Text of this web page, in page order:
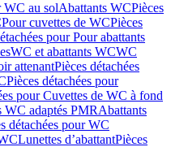
WC au solAbattants WCPièces
Pour cuvettes de WCPièces
pour Pour abattants
WC et abattants WCWC
attenantPièces détachées
Pièces détachées pour
pour Cuvettes de WC à fond
WC adaptés PMRAbattants
détachées pour WC
Lunettes d’abattantPièces